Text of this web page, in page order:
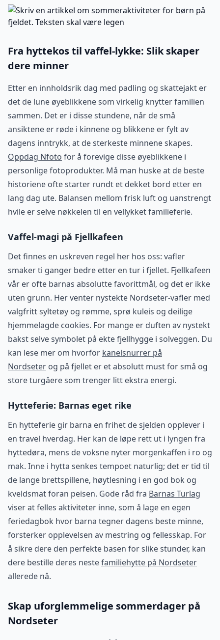
Fra hyttekos til vaffel-lykke: Slik skaper
dere minner
Etter en innholdsrik dag med padling og skattejakt er
det de lune øyeblikkene som virkelig knytter familien
sammen. Det er i disse stundene, når de små
ansiktene er røde i kinnene og blikkene er fylt av
dagens inntrykk, at de sterkeste minnene skapes.
Oppdag Nfoto for å forevige disse øyeblikkene i
personlige fotoprodukter. Må man huske at de beste
historiene ofte starter rundt et dekket bord etter en
lang dag ute. Balansen mellom frisk luft og uanstrengt
hvile er selve nøkkelen til en vellykket familieferie.
Vaffel-magi på Fjellkafeen
Det finnes en uskreven regel her hos oss: vafler
smaker ti ganger bedre etter en tur i fjellet. Fjellkafeen
vår er ofte barnas absolutte favorittmål, og det er ikke
uten grunn. Her venter nystekte Nordseter-vafler med
valgfritt syltetøy og rømme, sprø kuleis og deilige
hjemmelagde cookies. For mange er duften av nystekt
bakst selve symbolet på ekte fjellhygge i solveggen. Du
kan lese mer om hvorfor kanelsnurrer på
Nordseter og på fjellet er et absolutt must for små og
store turgåere som trenger litt ekstra energi.
Hytteferie: Barnas eget rike
En hytteferie gir barna en frihet de sjelden opplever i
en travel hverdag. Her kan de løpe rett ut i lyngen fra
hyttedøra, mens de voksne nyter morgenkaffen i ro og
mak. Inne i hytta senkes tempoet naturlig; det er tid til
de lange brettspillene, høytlesning i en god bok og
kveldsmat foran peisen. Gode råd fra Barnas Turlag
viser at felles aktiviteter inne, som å lage en egen
feriedagbok hvor barna tegner dagens beste minne,
forsterker opplevelsen av mestring og fellesskap. For
å sikre dere den perfekte basen for slike stunder, kan
dere bestille deres nestefamiliehytte på Nordseter
allerede nå.
Skap uforglemmelige sommerdager på
Nordseter